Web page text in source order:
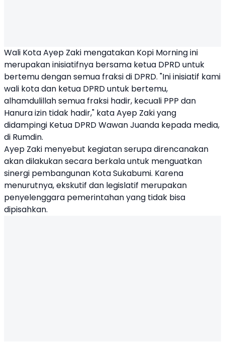
Wali Kota Ayep Zaki mengatakan Kopi Morning ini
merupakan inisiatifnya bersama ketua DPRD untuk
bertemu dengan semua fraksi di DPRD. "Ini inisiatif kami
wali kota dan ketua DPRD untuk bertemu,
alhamdulillah semua fraksi hadir, kecuali PPP dan
Hanura izin tidak hadir," kata Ayep Zaki yang
didampingi Ketua DPRDWawan Juanda kepada media,
di Rumdin.
Ayep Zaki menyebut kegiatan serupa direncanakan
akan dilakukan secara berkala untuk menguatkan
sinergi pembangunan Kota Sukabumi. Karena
menurutnya, ekskutif dan legislatif merupakan
penyelenggara pemerintahan yang tidak bisa
dipisahkan.